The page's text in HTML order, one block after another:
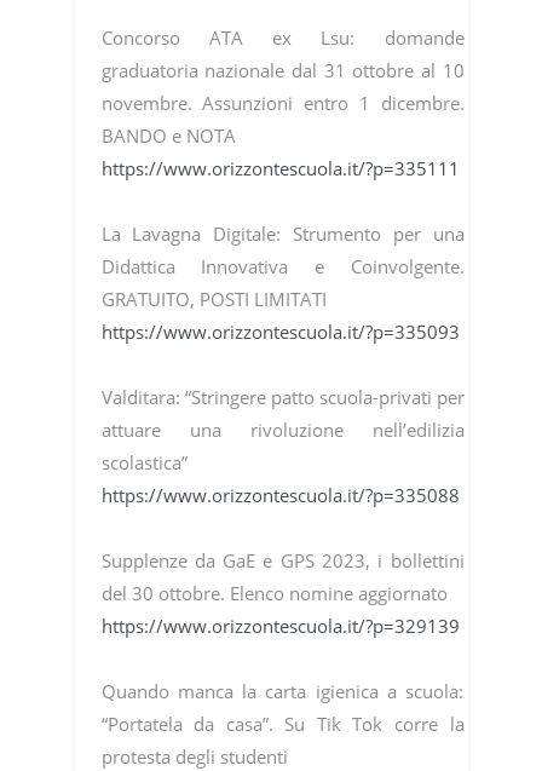
Concorso ATA ex Lsu: domande
graduatoria nazionale dal 31 ottobre al 10
novembre. Assunzioni entro 1 dicembre.
BANDO e NOTA
https://www.orizzontescuola.it/?p=335111
La Lavagna Digitale: Strumento per una
Didattica Innovativa e Coinvolgente.
GRATUITO, POSTI LIMITATI
https://www.orizzontescuola.it/?p=335093
Valditara: “Stringere patto scuola-privati per
attuare una rivoluzione nell’edilizia
scolastica”
https://www.orizzontescuola.it/?p=335088
Supplenze da GaE e GPS 2023, i bollettini
del 30 ottobre. Elenco nomine aggiornato
https://www.orizzontescuola.it/?p=329139
Quando manca la carta igienica a scuola:
“Portatela da casa”. Su Tik Tok corre la
protesta degli studenti